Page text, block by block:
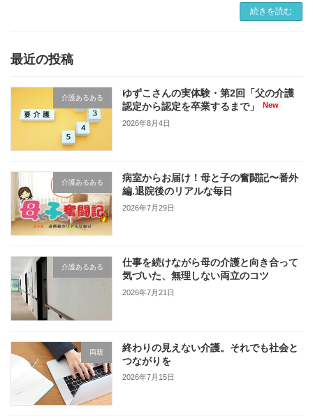
代と70代、私は一人っ子で、夫と子供がいま
続きを読む
最近の投稿
介護あるある
ゆずこさんの実体験・第2回「父の介護
認定から認定を卒業するまで」
2026年8月4日
介護あるある
病室からお届け！母と子の奮闘記〜番外
編.退院後のリアルな毎日
2026年7月29日
介護あるある
仕事を続けながら母の介護と向き合って
気づいた、無理しない両立のコツ
2026年7月21日
両親
終わりの見えない介護。それでも社会と
つながりを
2026年7月15日